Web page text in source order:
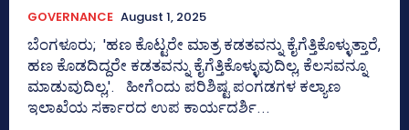
GOVERNANCE August 1, 2025
ಬೆಂಗಳೂರು; 'ಹಣ ಕೊಟ್ಟರೇ ಮಾತ್ರ ಕಡತವನ್ನು ಕೈಗೆತ್ತಿಕೊಳ್ಳುತ್ತಾರೆ,
ಹಣ ಕೊಡದಿದ್ದರೇ ಕಡತವನ್ನು ಕೈಗೆತ್ತಿಕೊಳ್ಳುವುದಿಲ್ಲ, ಕೆಲಸವನ್ನೂ
ಮಾಡುವುದಿಲ್ಲ,'. ಹೀಗೆಂದು ಪರಿಶಿಷ್ಟ ಪಂಗಡಗಳ ಕಲ್ಯಾಣ
ಇಲಾಖೆಯ ಸರ್ಕಾರದ ಉಪ ಕಾರ್ಯದರ್ಶಿ...